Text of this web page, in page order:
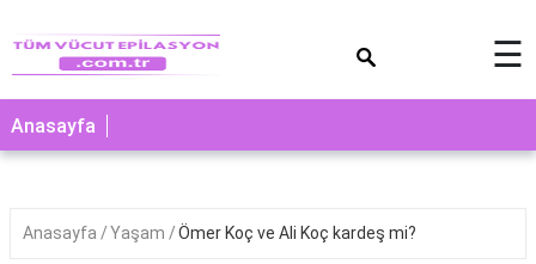
☰
Anasayfa
Anasayfa Yaşam Ömer Koç ve Ali Koç kardeş mi?